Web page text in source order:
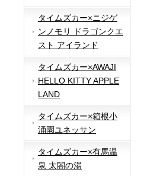
タイムズカー×ニジゲ
ンノモリ ドラゴンクエ
スト アイランド
タイムズカー×AWAJI
HELLO KITTY APPLE
LAND
タイムズカー×箱根小
涌園ユネッサン
タイムズカー×有馬温
泉 太閤の湯